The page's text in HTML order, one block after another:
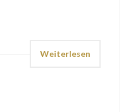
Weiterlesen